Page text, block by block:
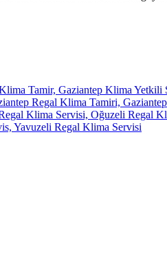
Tamir, Gaziantep Klima Yetkili
Regal Klima Tamiri,
Klima Servisi, Oğuzeli Regal
Yavuzeli Regal Klima Servisi